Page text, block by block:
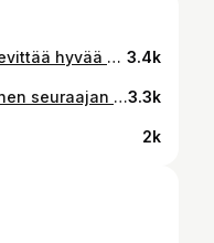
+ kattokaa näin helppoo on levittää hyvää mieltä 👍 3.4k
Lupasin TikTokissa 30 tuhannen seuraajan kunniaks vetää 10km sivulaukkaa niin here we goo🤩🏃‍♀️ mainos @vitaminwellsuomi 💛 KIITOS SULLE, KUN SEURAAT❤️ #juoksu #juokseminen #vitaminwell #running #runningchallenge3.3k
2k